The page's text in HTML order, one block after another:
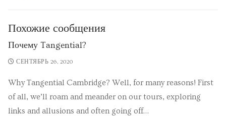
Похожие сообщения
Почему Tangential?
СЕНТЯБРЬ 26, 2020
Why Tangential Cambridge? Well, for many reasons! First
of all, we’ll roam and meander on our tours, exploring
links and allusions and often going off…